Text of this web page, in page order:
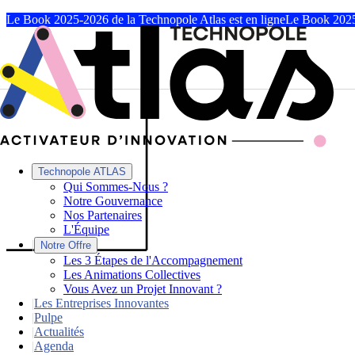
Le Book 2025-2026 de la Technopole Atlas est en ligneLe Book
Technopole ATLAS
Qui Sommes-Nous ?
Notre Gouvernance
Nos Partenaires
L'Équipe
|
Notre Offre
Les 3 Étapes de l'Accompagnement
Les Animations Collectives
Vous Avez un Projet Innovant ?
|Les Entreprises Innovantes
|Pulpe
|Actualités
|Agenda